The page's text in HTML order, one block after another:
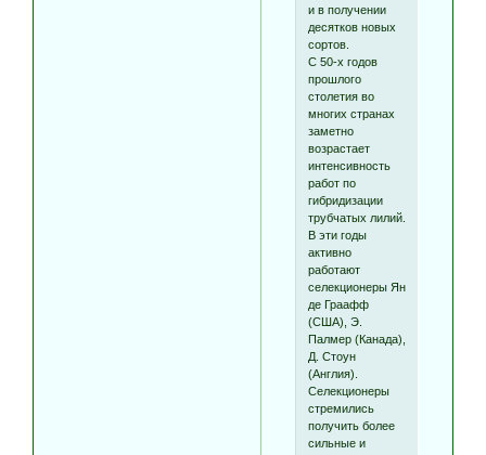
и в получении
десятков новых
сортов.
С 50-х годов
прошлого
столетия во
многих странах
заметно
возрастает
интенсивность
работ по
гибридизации
трубчатых лилий.
В эти годы
активно
работают
селекционеры Ян
де Граафф
(США), Э.
Палмер (Канада),
Д. Стоун
(Англия).
Селекционеры
стремились
получить более
сильные и